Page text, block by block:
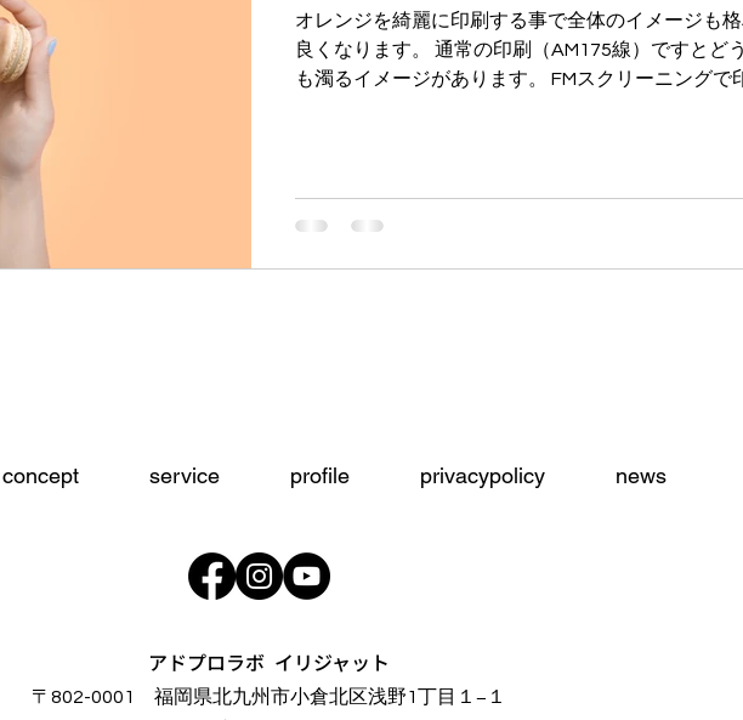
オレンジを綺麗に印刷する事で全体のイメージも
良くなります。 通常の印刷（AM175線）ですとど
も濁るイメージがあります。 FMスクリーニングで
concept service profile privacypolicy news
アドプロラボ イリジャット
〒802-0001 福岡県北九州市小倉北区浅野1丁目１−１